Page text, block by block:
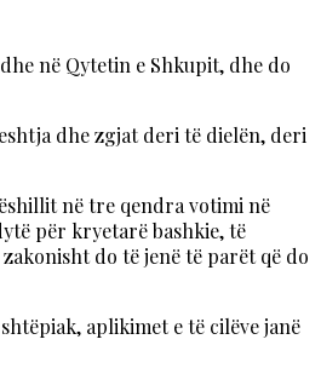
në Qytetin e Shkupit, dhe do
dhe zgjat deri të dielën, deri
në tre qendra votimi në
për kryetarë bashkie, të
do të jenë të parët që do
aplikimet e të cilëve janë